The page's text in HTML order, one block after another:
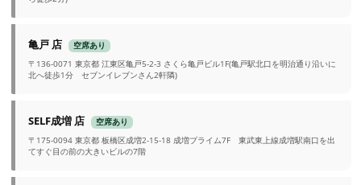
亀戸 店
空席あり
〒136-0071 東京都 江東区亀戸5-2-3 さくら亀戸ビル1F(亀戸駅北口を明治通り沿いに
北へ徒歩1分 セブンイレブンさん2軒隣)
SELF成増 店
空席あり
〒175-0094 東京都 板橋区成増2-15-18 成増プライム7F 東武東上線成増駅南口を出
てすぐ目の前の大きいビルの7階